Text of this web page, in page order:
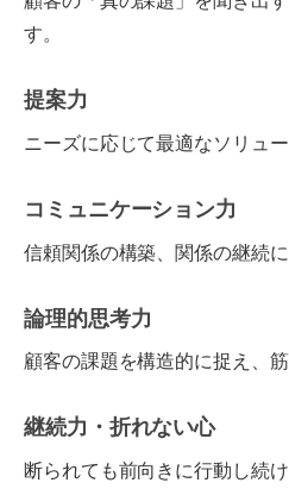
す。
提案力
ニーズに応じて最適なソリュ
コミュニケーション力
信頼関係の構築、関係の継続に
論理的思考力
顧客の課題を構造的に捉え、
継続力・折れない心
断られても前向きに行動し続